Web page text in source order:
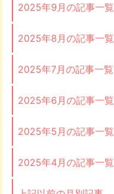
2025年9月の記事一覧
2025年8月の記事一覧
2025年7月の記事一覧
2025年6月の記事一覧
2025年5月の記事一覧
2025年4月の記事一覧